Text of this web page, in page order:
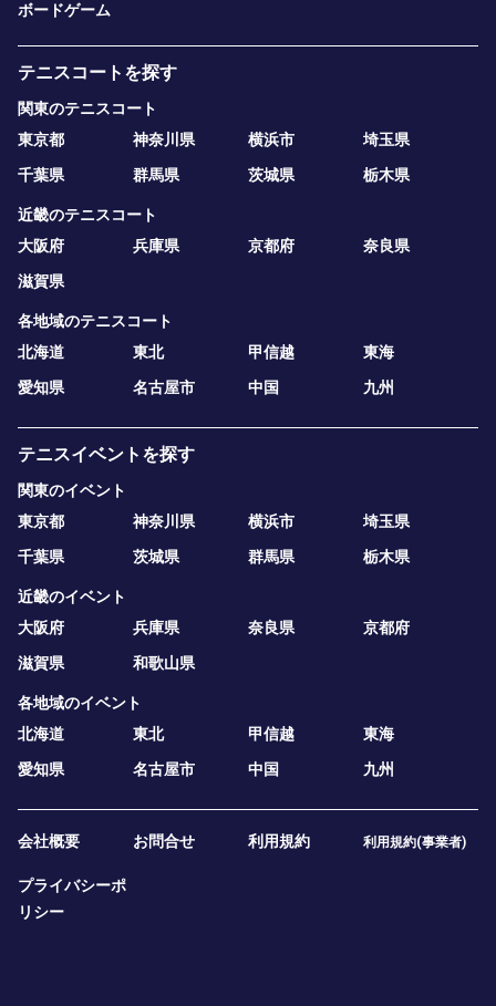
ボードゲーム
テニスコートを探す
関東のテニスコート
東京都
神奈川県 横浜市
埼玉県
千葉県
群馬県 茨城県 栃木県
近畿のテニスコート
大阪府
兵庫県 京都府
奈良県
滋賀県
各地域のテニスコート
北海道
東北 甲信越
東海
愛知県
名古屋市 中国 九州
テニスイベントを探す
関東のイベント
東京都
神奈川県 横浜市
埼玉県
千葉県
茨城県 群馬県 栃木県
近畿のイベント
大阪府
兵庫県 奈良県
京都府
滋賀県
和歌山県
各地域のイベント
北海道
東北 甲信越
東海
愛知県
名古屋市 中国 九州
会社概要 お問合せ 利用規約 利用規約(事業者)
プライバシーポ
リシー